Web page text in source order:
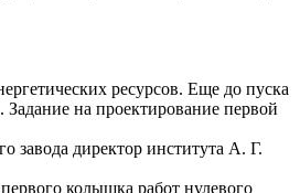
ресурсов. Еще до пуска
на проектирование первой
директор института А. Г.
колышка работ нулевого